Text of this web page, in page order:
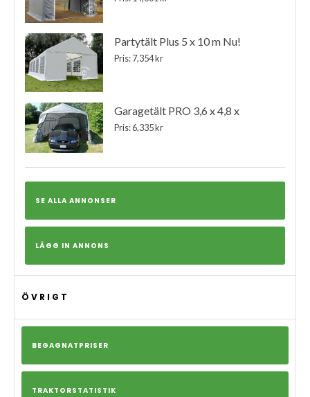
Partytält Plus 5 x 10 m Nu!
Pris: 7,354 kr
Garagetält PRO 3,6 x 4,8 x
Pris: 6,335 kr
SE ALLA ANNONSER
LÄGG IN ANNONS
ÖVRIGT
BEGAGNATPRISER
TRAKTORSTATISTIK